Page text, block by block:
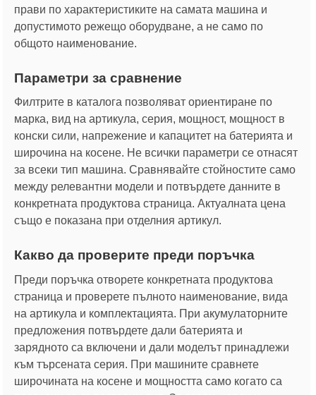
прави по характеристиките на самата машина и
допустимото режещо оборудване, а не само по
общото наименование.
Параметри за сравнение
Филтрите в каталога позволяват ориентиране по
марка, вид на артикула, серия, мощност, мощност в
конски сили, напрежение и капацитет на батерията и
широчина на косене. Не всички параметри се отнасят
за всеки тип машина. Сравнявайте стойностите само
между релевантни модели и потвърдете данните в
конкретната продуктова страница. Актуалната цена
също е показана при отделния артикул.
Какво да проверите преди поръчка
Преди поръчка отворете конкретната продуктова
страница и проверете пълното наименование, вида
на артикула и комплектацията. При акумулаторните
предложения потвърдете дали батерията и
зарядното са включени и дали моделът принадлежи
към търсената серия. При машините сравнете
широчината на косене и мощността само когато са